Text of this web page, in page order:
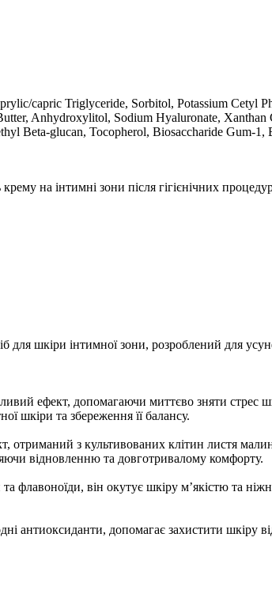
capric Triglyceride, Sorbitol, Potassium Cetyl
Anhydroxylitol, Sodium Hyaluronate,
Beta-glucan, Tocopherol, Biosaccharide Gum-
на інтимні зони після гігієнічних
шкіри інтимної зони, розроблений для
ефект, допомагаючи миттєво зняти стрес
шкіри та збереження її балансу.
отриманий з культивованих клітин листя
відновленню та довготривалому комфорту.
флавоноїди, він окутує шкіру м’якістю та
антиоксиданти, допомагає захистити шкіру